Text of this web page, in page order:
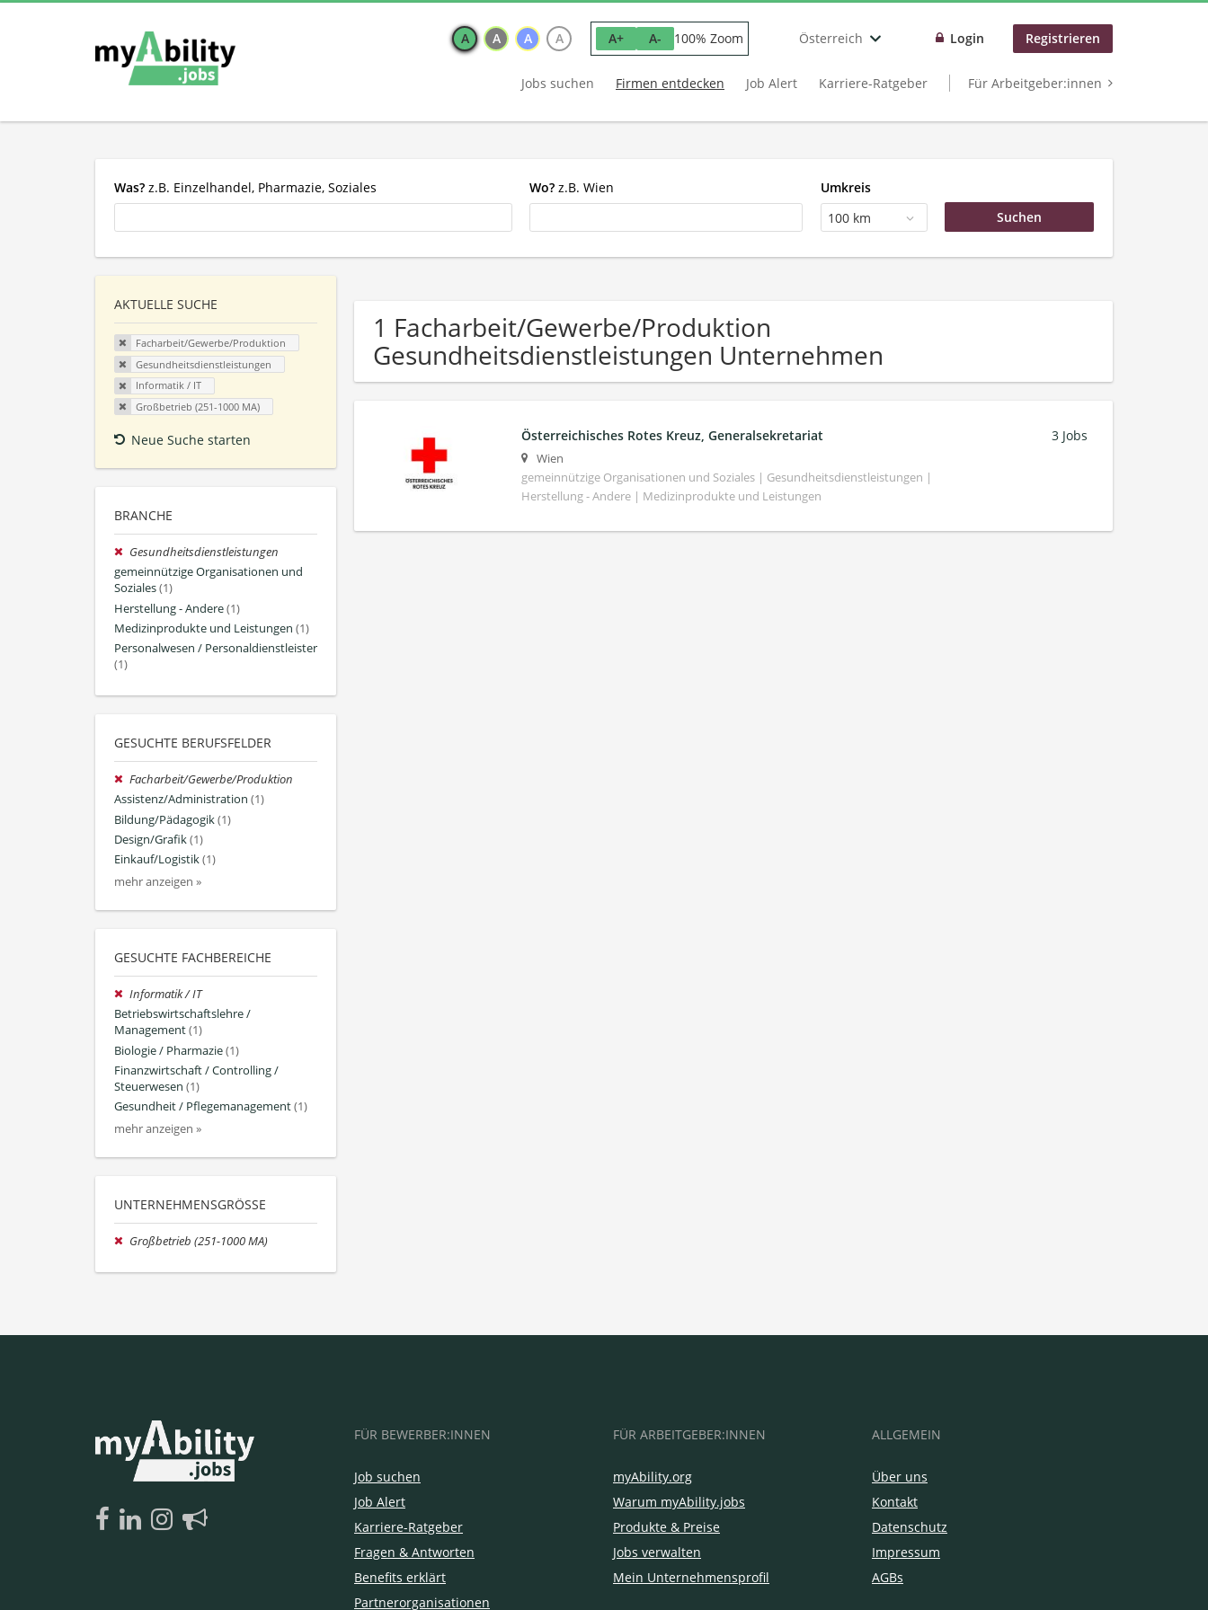
A A A A A+ A- 100% Zoom Österreich Login Registrieren
Jobs suchen Firmen entdecken Job Alert Karriere-Ratgeber Für Arbeitgeber:innen
Was? z.B. Einzelhandel, Pharmazie, Soziales Wo? z.B. Wien
Umkreis
100 km
AKTUELLE SUCHE
Facharbeit/Gewerbe/Produktion
Gesundheitsdienstleistungen
Informatik / IT
Großbetrieb (251-1000 MA)
Neue Suche starten
BRANCHE
Gesundheitsdienstleistungen
gemeinnützige Organisationen und
Soziales(1)
Herstellung - Andere(1)
Medizinprodukte und Leistungen (1)
Personalwesen / Personaldienstleister
(1)
GESUCHTE BERUFSFELDER
Facharbeit/Gewerbe/Produktion
Assistenz/Administration (1)
Bildung/Pädagogik(1)
Design/Grafik(1)
Einkauf/Logistik(1)
mehr anzeigen »
GESUCHTE FACHBEREICHE
Informatik / IT
Betriebswirtschaftslehre /
Management(1)
Biologie / Pharmazie(1)
Finanzwirtschaft / Controlling /
Steuerwesen (1)
Gesundheit / Pflegemanagement(1)
mehr anzeigen »
UNTERNEHMENSGRÖSSE
Großbetrieb (251-1000 MA)
1 Facharbeit/Gewerbe/Produktion
Gesundheitsdienstleistungen Unternehmen
Österreichisches Rotes Kreuz, Generalsekretariat
Wien
gemeinnützige Organisationen und Soziales | Gesundheitsdienstleistungen |
Herstellung - Andere | Medizinprodukte und Leistungen
3 Jobs
FÜR BEWERBER:INNEN
Job suchen
Job Alert
Karriere-Ratgeber
Fragen & Antworten
Benefits erklärt
Partnerorganisationen
FÜR ARBEITGEBER:INNEN
myAbility.org
Warum myAbility.jobs
Produkte & Preise
Jobs verwalten
Mein Unternehmensprofil
ALLGEMEIN
Über uns
Kontakt
Datenschutz
Impressum
AGBs